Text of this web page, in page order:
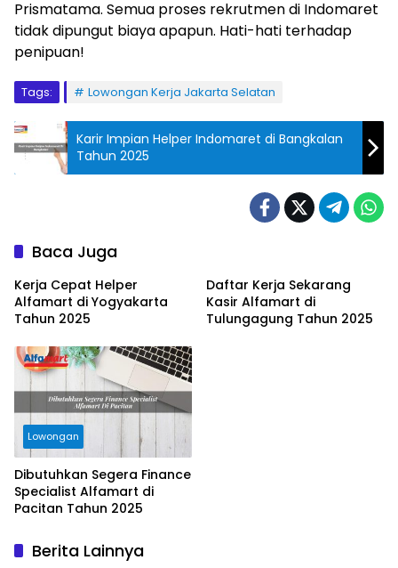
Prismatama. Semua proses rekrutmen di Indomaret
tidak dipungut biaya apapun. Hati-hati terhadap
penipuan!
Tags: Lowongan Kerja Jakarta Selatan
Karir Impian Helper Indomaret di Bangkalan
Tahun 2025
Baca Juga
Kerja Cepat Helper
Alfamart di Yogyakarta
Tahun 2025
Daftar Kerja Sekarang
Kasir Alfamart di
Tulungagung Tahun 2025
Lowongan
Dibutuhkan Segera Finance
Specialist Alfamart di
Pacitan Tahun 2025
Berita Lainnya